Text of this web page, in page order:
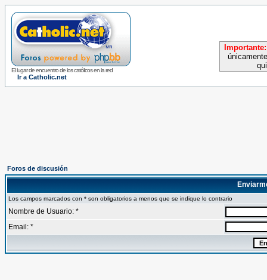
El lugar de encuentro de los católicos en la red
Ir a Catholic.net
Importante:
Foros de discusión
Los campos marcados con * son obligatorios a menos que se indique lo contrario
Nombre de Usuario: *
Email: *